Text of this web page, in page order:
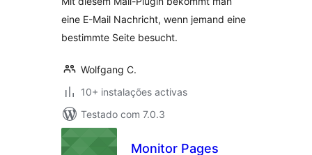
eine E-Mail Nachricht, wenn jemand eine
bestimmte Seite besucht.
Wolfgang C.
10+ instalações activas
Testado com 7.0.3
Monitor Pages